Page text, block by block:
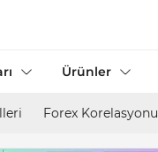
Ürünler
Forex Korelasyonu